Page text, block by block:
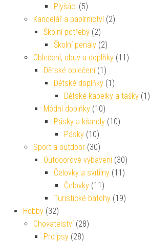
Plyšáci (5)
Kancelář a papírnictví (2)
Školní potřeby (2)
Školní penály (2)
Oblečení, obuv a doplňky (11)
Dětské oblečení (1)
Dětské doplňky (1)
Dětské kabelky a tašky (1)
Módní doplňky (10)
Pásky a kšandy (10)
Pásky (10)
Sport a outdoor (30)
Outdoorové vybavení (30)
Čelovky a svítilny (11)
Čelovky (11)
Turistické batohy (19)
Hobby (32)
Chovatelství (28)
Pro psy (28)